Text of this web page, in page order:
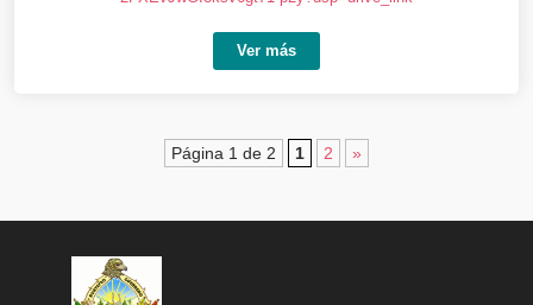
Ver más
Página 1 de 2 1 2 »